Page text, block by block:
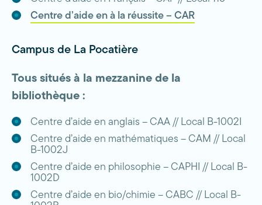
Centre d’aide en à la réussite – CAR
Campus de La Pocatière
Tous situés à la mezzanine de la
bibliothèque :
Centre d’aide en anglais – CAA // Local B-1002I
Centre d’aide en mathématiques – CAM // Local
B-1002J
Centre d’aide en philosophie – CAPHI // Local B-
1002D
Centre d’aide en bio/chimie – CABC // Local B-